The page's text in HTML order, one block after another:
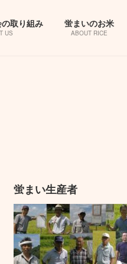
取り組み
US
蛍まいのお米
ABOUT RICE
蛍まい生産者